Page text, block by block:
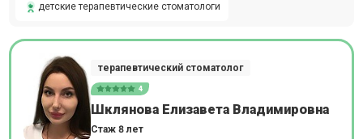
детские терапевтические стоматологи
терапевтический стоматолог
4
Шклянова Елизавета Владимировна
Стаж 8 лет